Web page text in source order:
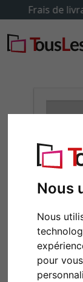
Nous
Nous
pour
Retour